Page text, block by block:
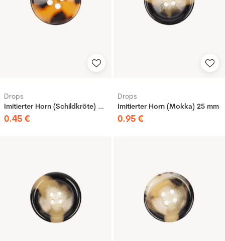
Drops
Imitierter Horn (Schildkröte) 20 mm
0.45 €
Drops
Imitierter Horn (Mokka) 25 mm
0.95 €